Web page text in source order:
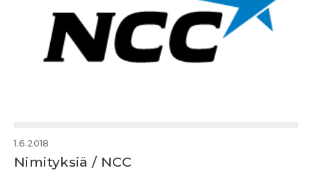
1.6.2018
Nimityksiä / NCC